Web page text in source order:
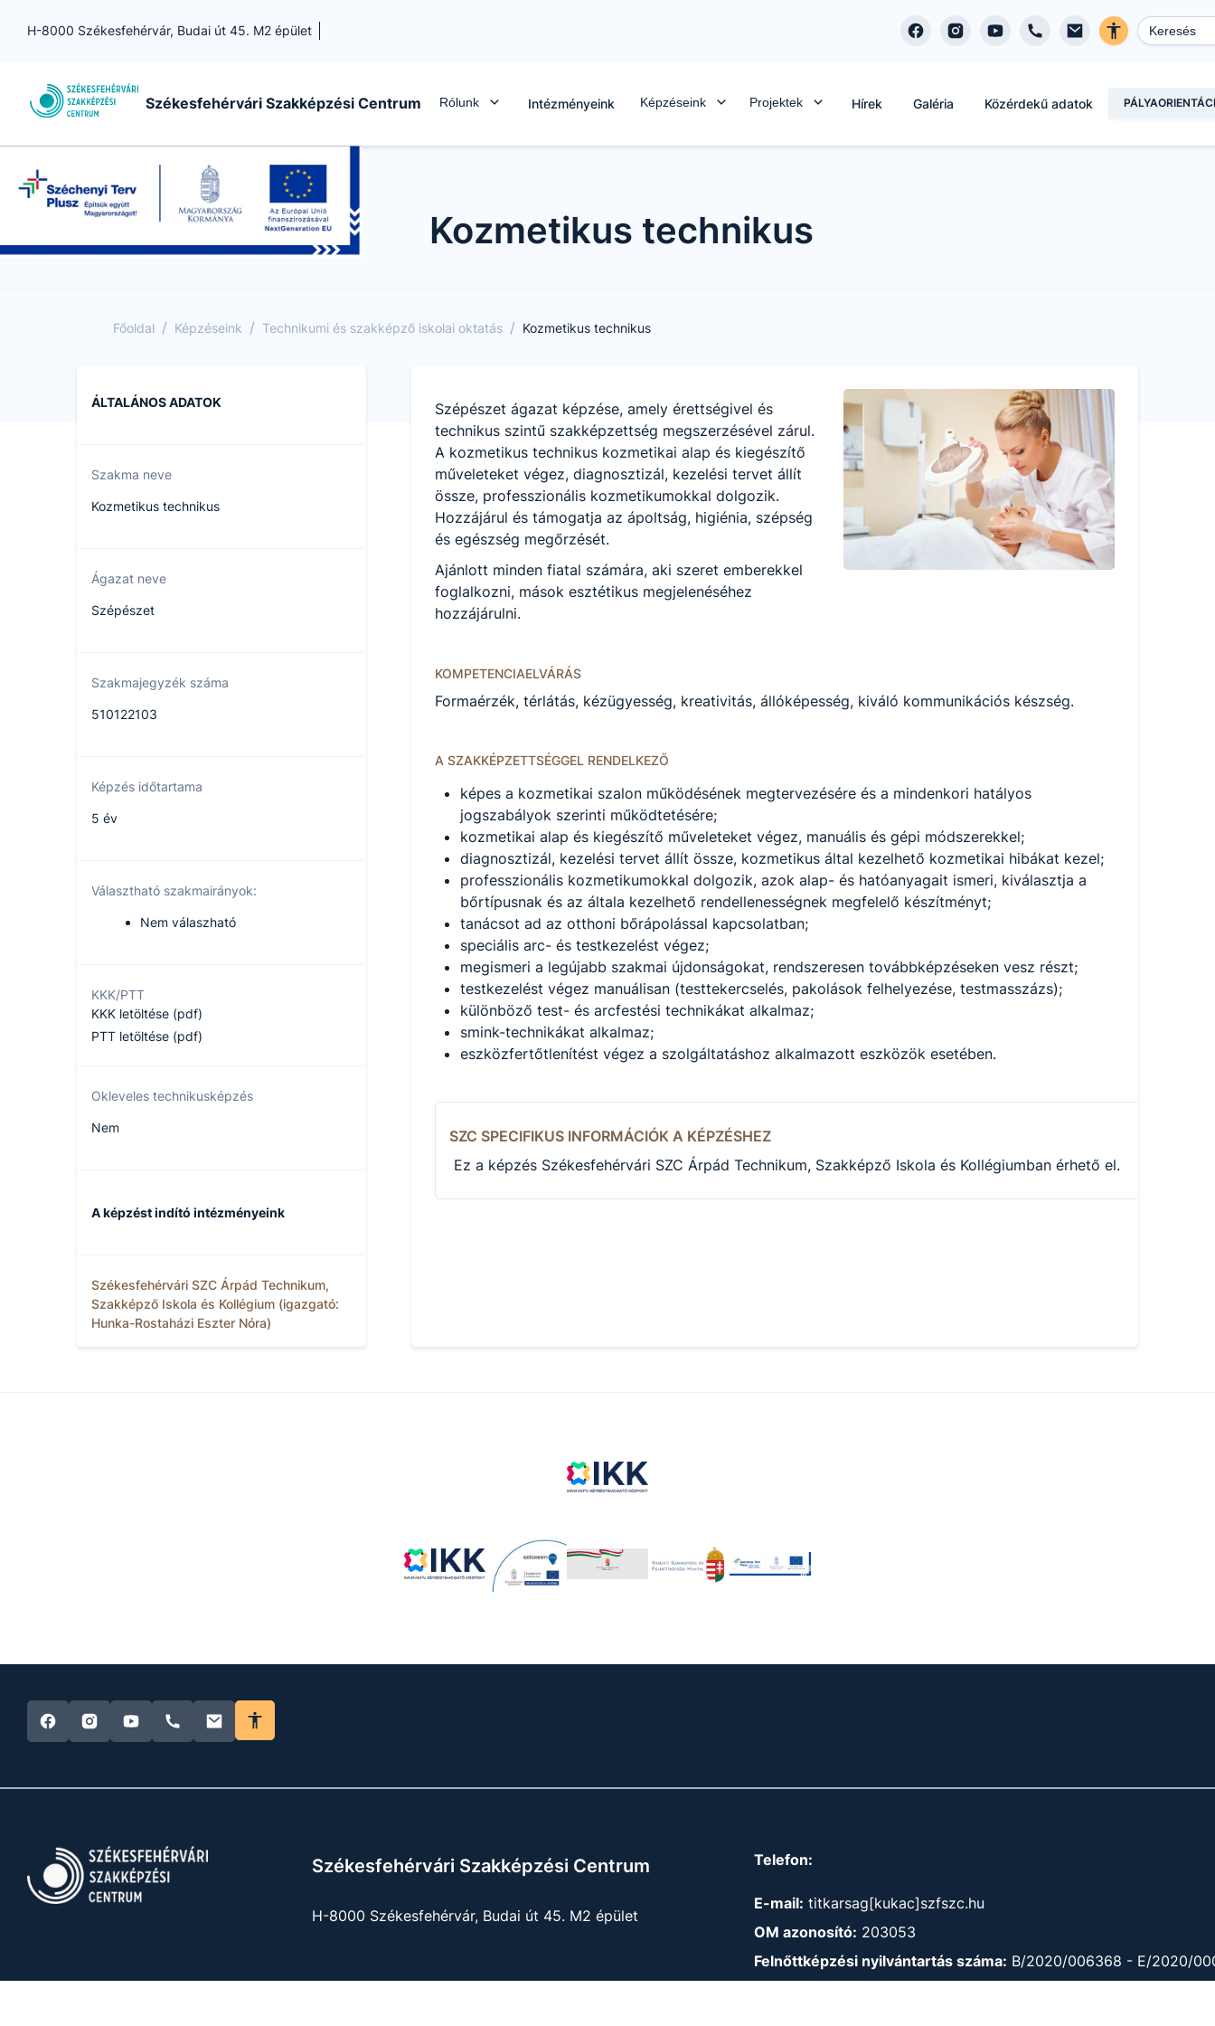
H-8000 Székesfehérvár, Budai út 45. M2 épület
Székesfehérvári Szakképzési Centrum Rólunk Intézményeink Képzéseink Projektek Hírek Galéria Közérdekű adatok
Kozmetikus technikus
Főoldal / Képzéseink / Technikumi és szakképző iskolai oktatás / Kozmetikus technikus
ÁLTALÁNOS ADATOK
Szakma neve
Kozmetikus technikus
Ágazat neve
Szépészet
Szakmajegyzék száma
510122103
Képzés időtartama
5 év
Választható szakmairányok:
Nem válaszható
KKK/PTT
KKK letöltése (pdf)
PTT letöltése (pdf)
Okleveles technikusképzés
Nem
A képzést indító intézményeink
Székesfehérvári SZC Árpád Technikum,
Szakképző Iskola és Kollégium (igazgató:
Hunka-Rostaházi Eszter Nóra)
Szépészet ágazat képzése, amely érettségivel és
technikus szintű szakképzettség megszerzésével zárul.
A kozmetikus technikus kozmetikai alap és kiegészítő
műveleteket végez, diagnosztizál, kezelési tervet állít
össze, professzionális kozmetikumokkal dolgozik.
Hozzájárul és támogatja az ápoltság, higiénia, szépség
és egészség megőrzését.
Ajánlott minden fiatal számára, aki szeret emberekkel
foglalkozni, mások esztétikus megjelenéséhez
hozzájárulni.
KOMPETENCIAELVÁRÁS
Formaérzék, térlátás, kézügyesség, kreativitás, állóképesség, kiváló kommunikációs készség.
A SZAKKÉPZETTSÉGGEL RENDELKEZŐ
képes a kozmetikai szalon működésének megtervezésére és a mindenkori hatályos
jogszabályok szerinti működtetésére;
kozmetikai alap és kiegészítő műveleteket végez, manuális és gépi módszerekkel;
diagnosztizál, kezelési tervet állít össze, kozmetikus által kezelhető kozmetikai hibákat kezel;
professzionális kozmetikumokkal dolgozik, azok alap- és hatóanyagait ismeri, kiválasztja a
bőrtípusnak és az általa kezelhető rendellenességnek megfelelő készítményt;
tanácsot ad az otthoni bőrápolással kapcsolatban;
speciális arc- és testkezelést végez;
megismeri a legújabb szakmai újdonságokat, rendszeresen továbbképzéseken vesz részt;
testkezelést végez manuálisan (testtekercselés, pakolások felhelyezése, testmasszázs);
különböző test- és arcfestési technikákat alkalmaz;
smink-technikákat alkalmaz;
eszközfertőtlenítést végez a szolgáltatáshoz alkalmazott eszközök esetében.
SZC SPECIFIKUS INFORMÁCIÓK A KÉPZÉSHEZ
Ez a képzés Székesfehérvári SZC Árpád Technikum, Szakképző Iskola és Kollégiumban érhető el.
Székesfehérvári Szakképzési Centrum
H-8000 Székesfehérvár, Budai út 45. M2 épület
Telefon:
E-mail: titkarsag[kukac]szfszc.hu
OM azonosító: 203053
Felnőttképzési nyilvántartás száma: B/2020/006368 - E/2020/